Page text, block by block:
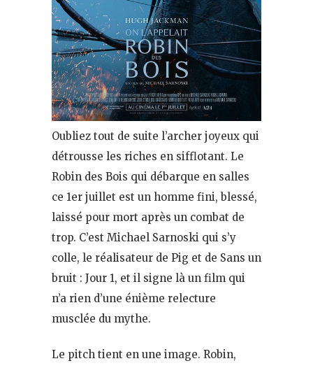
Oubliez tout de suite l’archer joyeux qui
détrousse les riches en sifflotant. Le
Robin des Bois qui débarque en salles
ce 1er juillet est un homme fini, blessé,
laissé pour mort après un combat de
trop. C’est Michael Sarnoski qui s’y
colle, le réalisateur de Pig et de Sans un
bruit : Jour 1, et il signe là un film qui
n’a rien d’une énième relecture
musclée du mythe.
Le pitch tient en une image. Robin,